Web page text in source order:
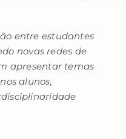
entre estudantes
novas redes de
apresentar temas
alunos,